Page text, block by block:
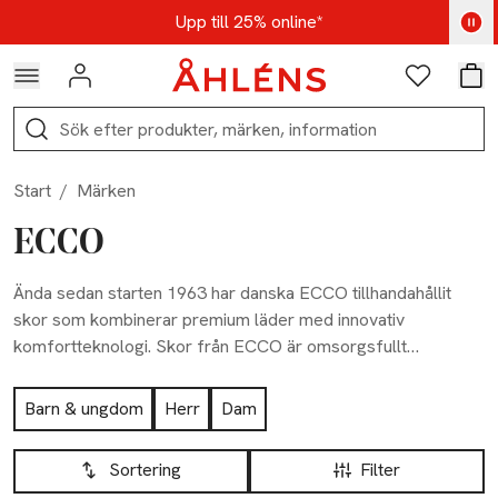
Hoppa till navigationsmenynUpp till 25% online*
Kod: AUG25 - Shoppa nu
Logga in Favoriter
Sök
Start / Märken
ECCO
Ända sedan starten 1963 har danska ECCO tillhandahållit
skor som kombinerar premium läder med innovativ
komfortteknologi. Skor från ECCO är omsorgsfullt
extra omsorg läggs på detaljer och kvalitet hos varje
individuellt par. Designen är inspirerad av den mångskiftande
skandinaviska naturen och kompletteras av expertmässigt
läderhantverk och nästa generations teknologi.
Hoppa till produktsidan
Barn & ungdom Herr
Dam
Hoppa till produktsidan
Filter
Sortering
Lista över produkter